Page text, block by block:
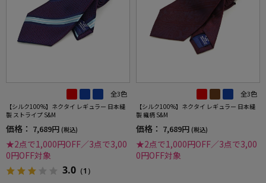
全3色
【シルク100%】ネクタイ レギュラー 日本縫
製 ストライプ S&M
価格： 7,689円 (税込)
★2点で1,000円OFF／3点で3,00
0円OFF対象
3.0 （1）
全3色
【シルク100%】ネクタイ レギュラー 日本縫
製 織柄 S&M
価格： 7,689円 (税込)
★2点で1,000円OFF／3点で3,00
0円OFF対象